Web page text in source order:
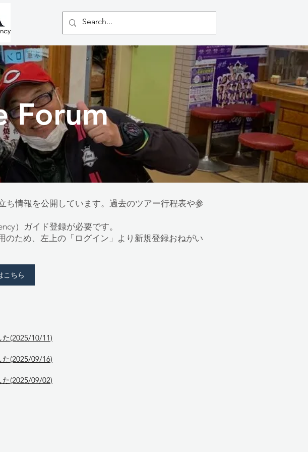
Forum
ち情報を公開しています。過去のツアー行程表や参
）ガイド登録が必要です。
ため、左上の「ログイン」より新規登録おねがい
こちら
(2025/10/11)
(2025/09/16)
(2025/09/02)